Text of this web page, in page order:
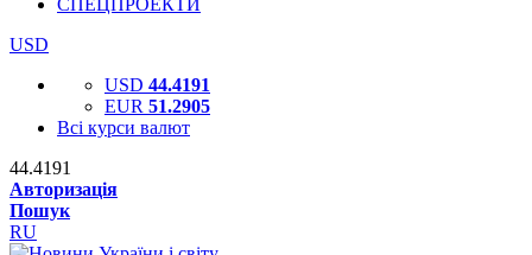
СПЕЦПРОЕКТИ
USD
USD 44.4191
EUR 51.2905
Всі курси валют
44.4191
Авторизація
Пошук
RU